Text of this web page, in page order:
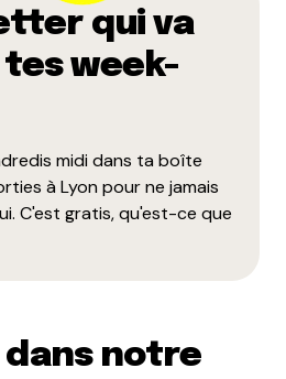
qui va
week-
midi dans ta boîte
à Lyon pour ne jamais
C'est gratis, qu'est-ce que
notre